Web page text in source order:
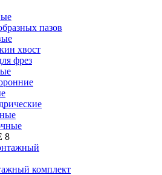
пазов
хвост
фрез
8
комплект